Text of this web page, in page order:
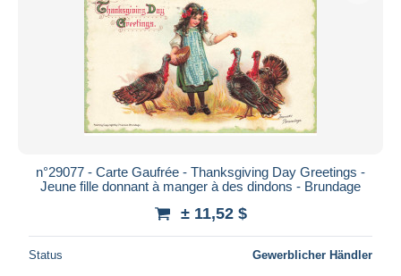
n°29077 - Carte Gaufrée - Thanksgiving Day Greetings -
Jeune fille donnant à manger à des dindons - Brundage
± 11,52 $
Status Gewerblicher Händler